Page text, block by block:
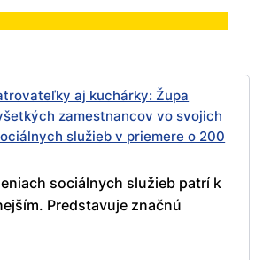
aj kuchárky: Župa
zamestnancov vo svojich
služieb v priemere o 200
sociálnych služieb patrí k
Predstavuje značnú